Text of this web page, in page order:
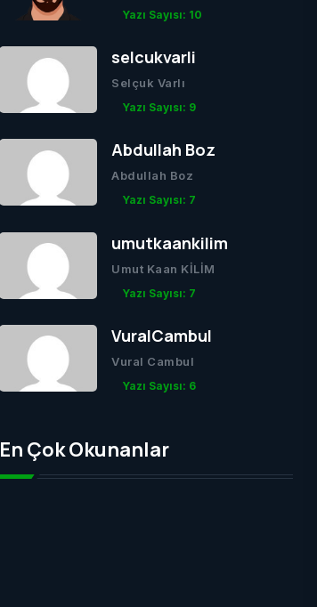
Yazı Sayısı: 10
selcukvarli
Selçuk Varlı
Yazı Sayısı: 9
Abdullah Boz
Abdullah Boz
Yazı Sayısı: 7
umutkaankilim
Umut Kaan KİLİM
Yazı Sayısı: 7
VuralCambul
Vural Cambul
Yazı Sayısı: 6
En Çok Okunanlar